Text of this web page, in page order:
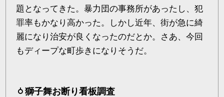
題となってきた。暴力団の事務所があったし、犯
罪率もかなり高かった。しかし近年、街が急に綺
麗になり治安が良くなったのだとか。さあ、今回
もディープな町歩きになりそうだ。
獅子舞お断り看板調査